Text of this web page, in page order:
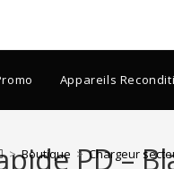
Appareils
PD –
> Boutique > Chargeur